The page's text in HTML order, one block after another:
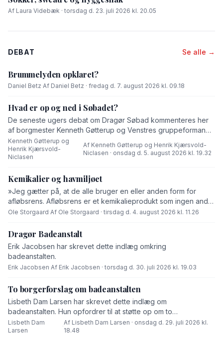
Af Laura Videbæk · torsdag d. 23. juli 2026 kl. 20.05
DEBAT Se alle →
Brummelyden opklaret?
Daniel Betz·Af Daniel Betz · fredag d. 7. august 2026 kl. 09.18
Hvad er op og ned i Søbadet?
De seneste ugers debat om Dragør Søbad kommenteres her
af borgmester Kenneth Gøtterup og Venstres gruppeformand
Henrik Kjærsvold-Niclasen.
Kenneth Gøtterup og
Henrik Kjærsvold-
Niclasen
·
Af Kenneth Gøtterup og Henrik Kjærsvold-
Niclasen · onsdag d. 5. august 2026 kl. 19.32
Kemikalier og havmiljøet
»Jeg gætter på, at de alle bruger en eller anden form for
afløbsrens. Afløbsrens er et kemikalieprodukt som ingen andre
end fabrikanten ved hvad består af,« skriver Ole Storgaard i
Ole Storgaard·Af Ole Storgaard · tirsdag d. 4. august 2026 kl. 11.26
Dragør Badeanstalt
Erik Jacobsen har skrevet dette indlæg omkring
badeanstalten.
Erik Jacobsen·Af Erik Jacobsen · torsdag d. 30. juli 2026 kl. 19.03
To borgerforslag om badeanstalten
Lisbeth Dam Larsen har skrevet dette indlæg om
badeanstalten. Hun opfordrer til at støtte op om to
borgerforslag.
Lisbeth Dam
Larsen
·
Af Lisbeth Dam Larsen · onsdag d. 29. juli 2026 kl.
18.48